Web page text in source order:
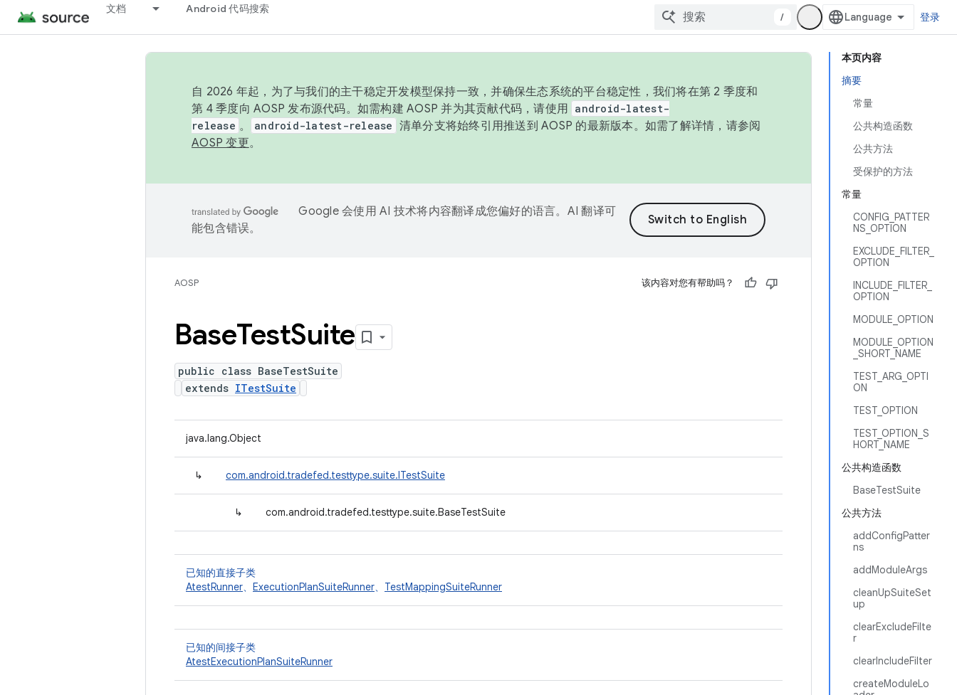
文档 Android 代码搜索
/ 登录
本页内容
摘要
常量
公共构造函数
公共方法
受保护的方法
常量
CONFIG_PATTER
NS_OPTION
EXCLUDE_FILTER_
OPTION
INCLUDE_FILTER_
OPTION
MODULE_OPTION
MODULE_OPTION
_SHORT_NAME
TEST_ARG_OPTI
ON
TEST_OPTION
TEST_OPTION_S
HORT_NAME
公共构造函数
BaseTestSuite
公共方法
addConfigPatter
ns
addModuleArgs
cleanUpSuiteSet
up
clearExcludeFilte
r
clearIncludeFilter
createModuleLo
自 2026 年起，为了与我们的主干稳定开发模型保持一致，并确保生态系统的平台稳定性，我们将在第 2 季度和
第 4 季度向 AOSP 发布源代码。如需构建 AOSP 并为其贡献代码，请使用 android-latest-
release 。 android-latest-release 清单分支将始终引用推送到 AOSP 的最新版本。如需了解详情，请参阅
AOSP 变更。
Google 会使用 AI 技术将内容翻译成您偏好的语言。AI 翻译可
能包含错误。
AOSP 该内容对您有帮助吗？
BaseTestSuite
public class BaseTestSuite
extends ITestSuite
java.lang.Object
↳ com.android.tradefed.testtype.suite.ITestSuite
↳ com.android.tradefed.testtype.suite.BaseTestSuite
已知的直接子类
AtestRunner、 ExecutionPlanSuiteRunner、 TestMappingSuiteRunner
已知的间接子类
AtestExecutionPlanSuiteRunner